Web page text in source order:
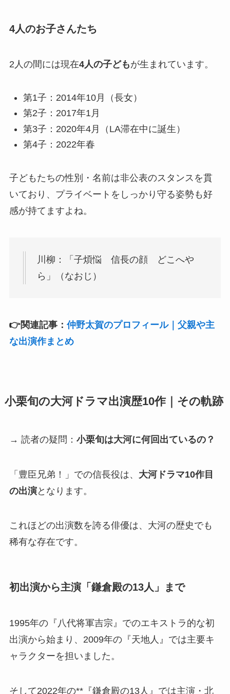
4人のお子さんたち
2人の間には現在4人の子どもが生まれています。
第1子：2014年10月（長女）
第2子：2017年1月
第3子：2020年4月（LA滞在中に誕生）
第4子：2022年春
子どもたちの性別・名前は非公表のスタンスを貫
いており、プライベートをしっかり守る姿勢も好
感が持てますよね。
川柳：「子煩悩 信長の顔 どこへや
ら」（なおじ）
👉関連記事： 仲野太賀のプロフィール｜父親や主
な出演作まとめ
小栗旬の大河ドラマ出演歴10作｜その軌跡
→ 読者の疑問： 小栗旬は大河に何回出ているの？
「豊臣兄弟！」での信長役は、 大河ドラマ10作目
の出演となります。
これほどの出演数を誇る俳優は、大河の歴史でも
稀有な存在です。
初出演から主演「鎌倉殿の13人」まで
1995年の『八代将軍吉宗』でのエキストラ的な初
出演から始まり、2009年の『天地人』では主要キ
ャラクターを担いました。
そして2022年の**『鎌倉殿の13人』では主演・北